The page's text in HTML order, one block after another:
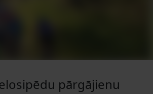
pārgājienu